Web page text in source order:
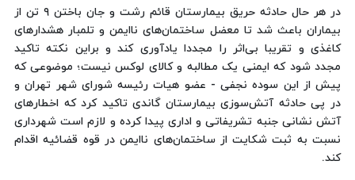
در هر حال حادثه حریق بیمارستان قائم رشت و جان باختن ۹ تن از
بیماران باعث شد تا معضل ساختمان‌های ناایمن و تلمبار هشدارهای
کاغذی و تقریبا بی‌اثر را مجددا یادآوری کند و براین نکته تاکید
مجدد شود که ایمنی یک مطالبه و کالای لوکس نیست؛ موضوعی که
پیش از این سوده نجفی - عضو هیات رئیسه شورای شهر تهران و
در پی حادثه آتش‌سوزی بیمارستان گاندی تاکید کرد که اخطارهای
آتش نشانی جنبه تشریفاتی و اداری پیدا کرده و لازم است شهرداری
نسبت به ثبت شکایت از ساختمان‌های ناایمن در قوه قضائیه اقدام
کند.